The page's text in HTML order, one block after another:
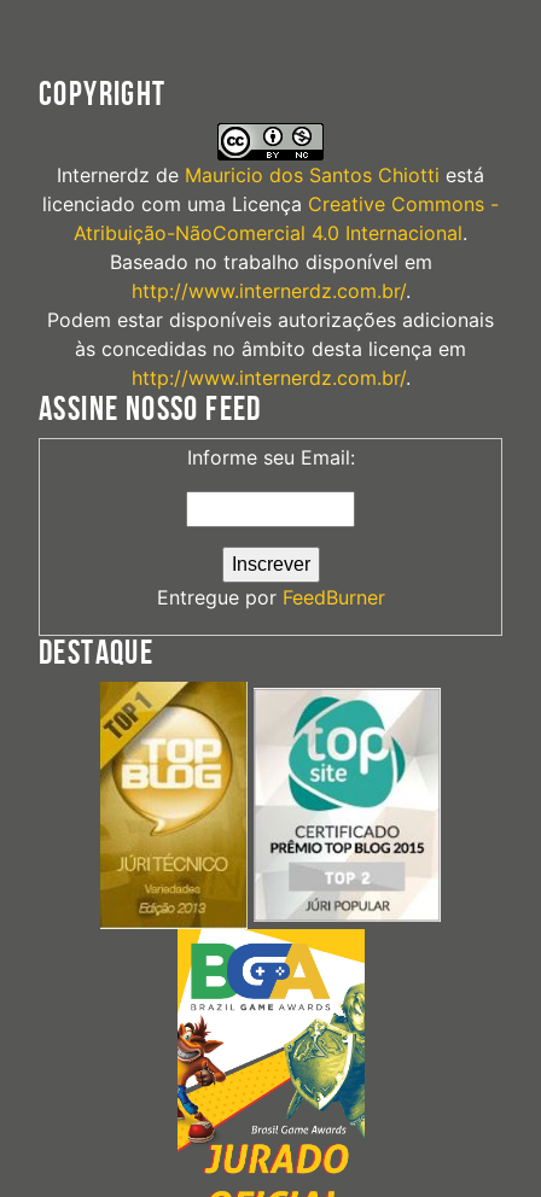
COPYRIGHT
Internerdz de Mauricio dos Santos Chiotti está
licenciado com uma Licença Creative Commons -
Atribuição-NãoComercial 4.0 Internacional.
Baseado no trabalho disponível em
http://www.internerdz.com.br/.
Podem estar disponíveis autorizações adicionais
às concedidas no âmbito desta licença em
http://www.internerdz.com.br/.
ASSINE NOSSO FEED
Informe seu Email:
Entregue por FeedBurner
DESTAQUE